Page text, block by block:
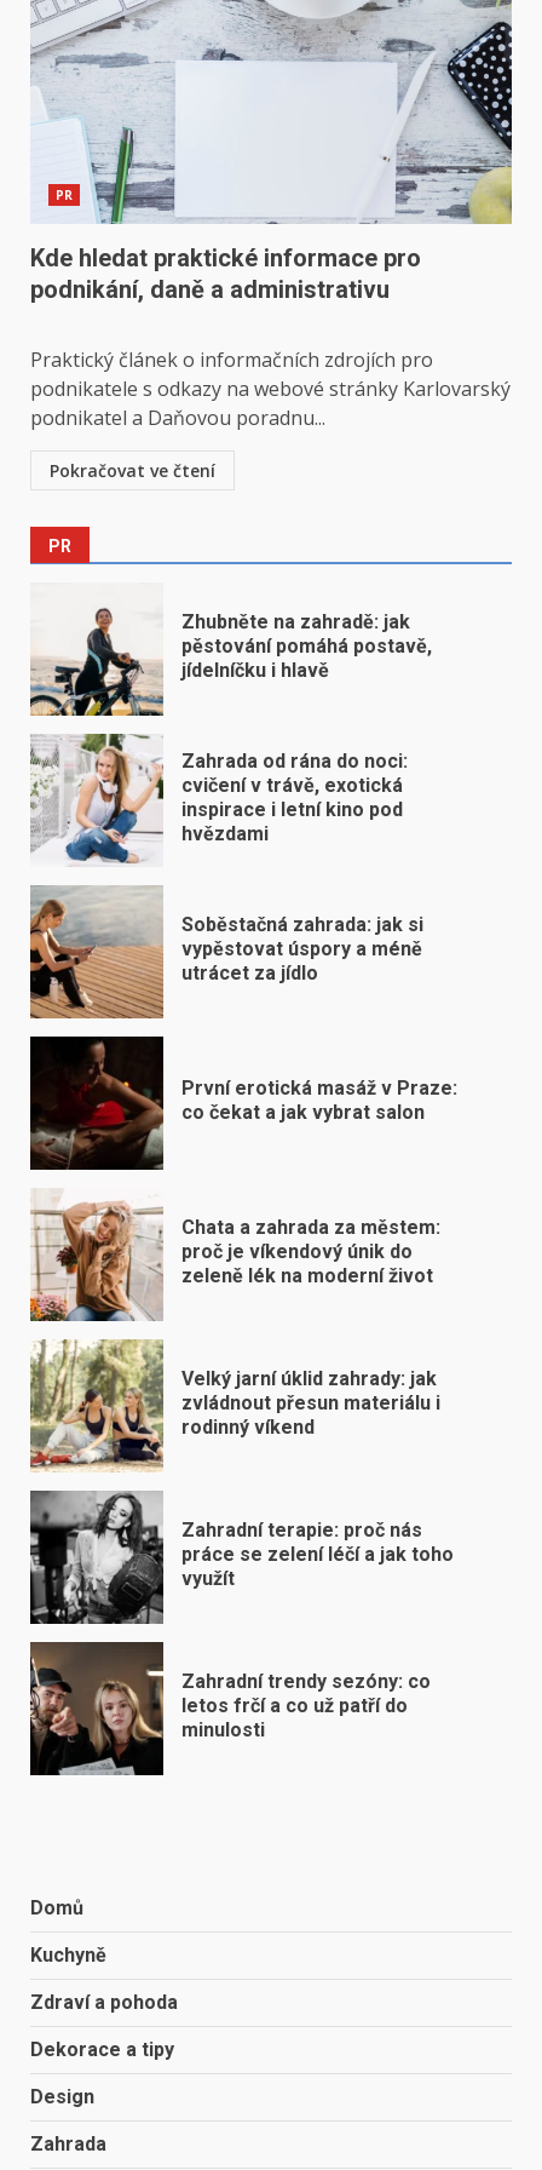
PR
Kde hledat praktické informace pro
podnikání, daně a administrativu
Praktický článek o informačních zdrojích pro
podnikatele s odkazy na webové stránky Karlovarský
podnikatel a Daňovou poradnu...
Pokračovat ve čtení
PR
Zhubněte na zahradě: jak
pěstování pomáhá postavě,
jídelníčku i hlavě
Zahrada od rána do noci:
cvičení v trávě, exotická
inspirace i letní kino pod
hvězdami
Soběstačná zahrada: jak si
vypěstovat úspory a méně
utrácet za jídlo
První erotická masáž v Praze:
co čekat a jak vybrat salon
Chata a zahrada za městem:
proč je víkendový únik do
zeleně lék na moderní život
Velký jarní úklid zahrady: jak
zvládnout přesun materiálu i
rodinný víkend
Zahradní terapie: proč nás
práce se zelení léčí a jak toho
využít
Zahradní trendy sezóny: co
letos frčí a co už patří do
minulosti
Domů
Kuchyně
Zdraví a pohoda
Dekorace a tipy
Design
Zahrada